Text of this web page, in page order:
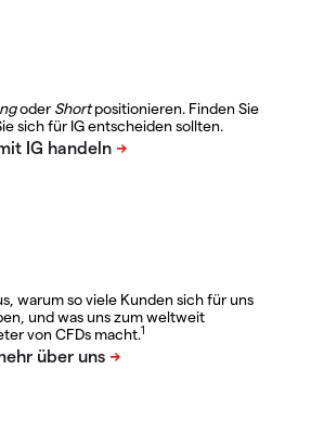
oderShortpositionieren. Finden Sie
sich für IG entscheiden sollten.
warum so viele Kunden sich für uns
und was uns zum weltweit
von CFDs macht.1